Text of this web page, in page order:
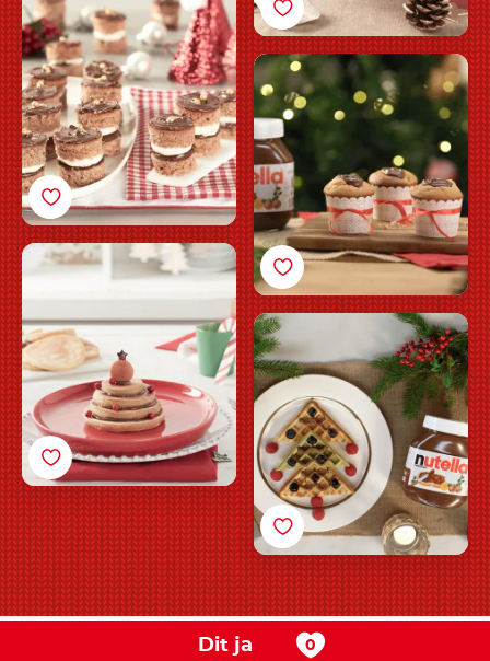
Nutella®
Miniæblemuffins med
Nutella®
Julepandekager med
Nutella®
Julevafler med Nutella®
Dit ja